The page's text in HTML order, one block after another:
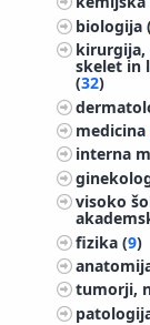
biologija
kirurgija,
skelet in
(32)
medicina
interna
visoko
fizika (9)
tumorji,